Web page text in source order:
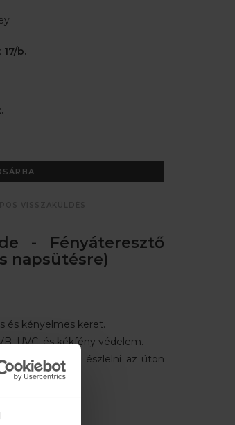
17/b.
- Fényáteresztő
napsütésre)
és kényelmes keret.
UVC, és kékfény védelem.
így könnyebb észlelni az úton